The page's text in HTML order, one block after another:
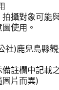
攝對象可能
使用。
社)鹿兒島縣
註欄中記載
片而異)